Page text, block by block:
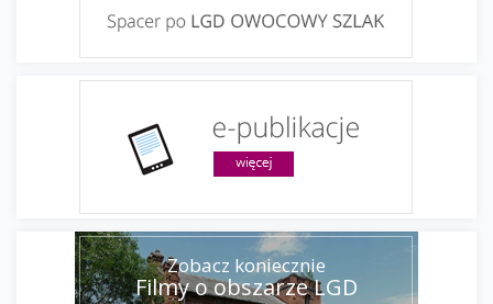
Zobacz koniecznie
Filmy o obszarze LGD